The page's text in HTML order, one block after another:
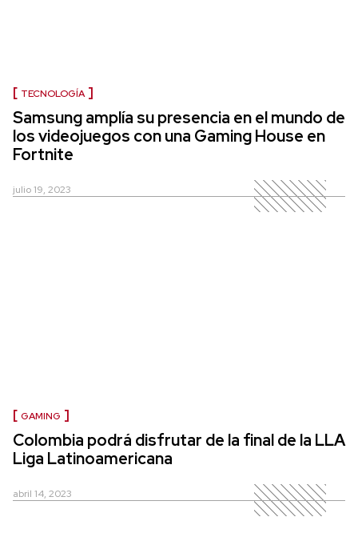
TECNOLOGÍA
Samsung amplía su presencia en el mundo de
los videojuegos con una Gaming House en
Fortnite
julio 19, 2023
GAMING
Colombia podrá disfrutar de la final de la LLA
Liga Latinoamericana
abril 14, 2023